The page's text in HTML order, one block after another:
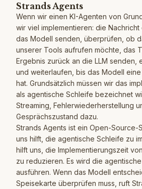
Strands Agents
Wenn wir einen KI-Agenten von
wir viel implementieren: die
das Modell senden, überprüfen, ob
unserer Tools aufrufen möchte, das
Ergebnis zurück an die LLM senden,
und weiterlaufen, bis das Modell
hat. Grundsätzlich müssen wir das
als agentische Schleife bezeichnet
Streaming, Fehlerwiederherstellung
Gesprächszustand dazu.
Strands Agents ist ein Open-Source-
uns hilft, die agentische Schleife zu
hilft uns, die Implementierungszeit
zu reduzieren. Es wird die
ausführen. Wenn das Modell
Speisekarte überprüfen muss, ruft